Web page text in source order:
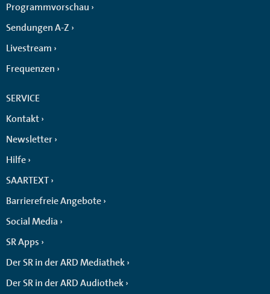
Programmvorschau
Sendungen A-Z
Livestream
Frequenzen
SERVICE
Kontakt
Newsletter
Hilfe
SAARTEXT
Barrierefreie Angebote
Social Media
SR Apps
Der SR in der ARD Mediathek
Der SR in der ARD Audiothek